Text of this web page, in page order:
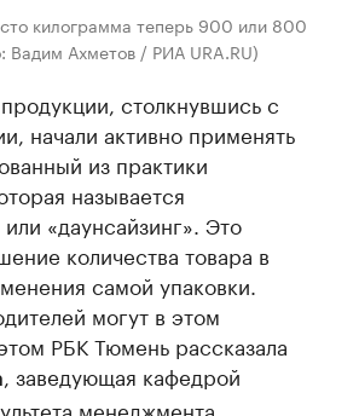
килограмма теперь 900 или 800
Вадим Ахметов / РИА URA.RU)
столкнувшись с
начали активно применять
из практики
называется
«даунсайзинг». Это
количества товара в
самой упаковки.
могут в этом
РБК Тюмень рассказала
, заведующая кафедрой
менеджмента